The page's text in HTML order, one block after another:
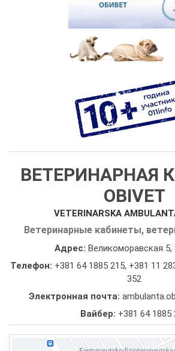
ВЕТЕРИНАРНАЯ
OBIVET
VETERINARSKA
Ветеринарные кабинеты,
Адрес: Великоморавская 5,
Телефон: +381 64 1885 215, +381 11
352
Электронная почта:
Вайбер: +381 64 1885